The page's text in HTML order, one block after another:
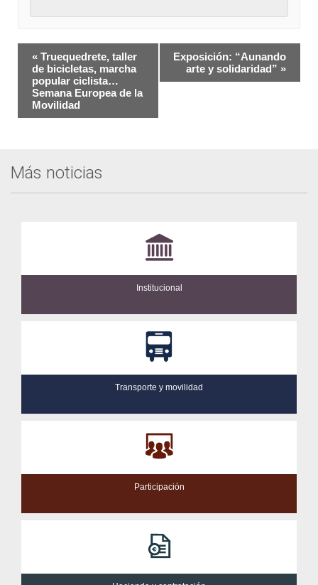
Navegación
del
Evento
« Truequedrete, taller
de bicicletas, marcha
popular ciclista…
Semana Europea de la
Movilidad
Exposición: “Aunando
arte y solidaridad” »
Más noticias
Institucional
Transporte y movilidad
Participación